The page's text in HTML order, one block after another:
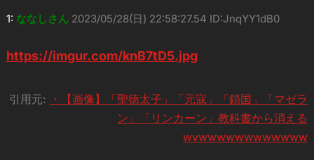
1: ななしさん 2023/05/28(日) 22:58:27.54 ID:JnqYY1dB0
https://imgur.com/knB7tD5.jpg
引用元:
・【画像】「聖徳太子」「元寇」「鎖国」「マゼラ
ン」「リンカーン」教科書から消える
wvwwwwwwwwwwww